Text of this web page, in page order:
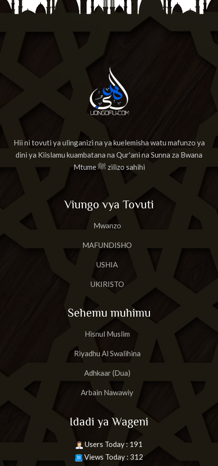
Hii ni tovuti ya ulinganizi na ya kuelemisha watu mafunzo ya
dini ya Kiislamu kuambatana na Qur'ani na Sunna za Bwana
Mtume ﷺ zilizo sahihi
Viungo vya Tovuti
Mwanzo
MAFUNDISHO
USHIA
UKIRISTO
Sehemu muhimu
Hisnul Muslim
Riyadhu Al Swalihina
Adhkaar (Dua)
Arbain Nawawiy
Idadi ya Wageni
Users Today : 191
Views Today : 312